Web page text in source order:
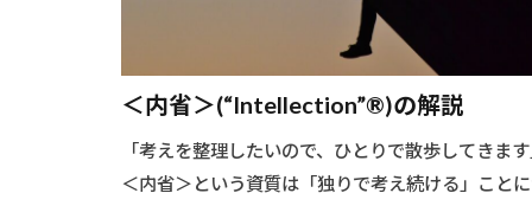
＜内省＞(“Intellection”®︎)の解説
「考えを整理したいので、ひとりで散歩してきま
＜内省＞という資質は「独りで考え続ける」こと